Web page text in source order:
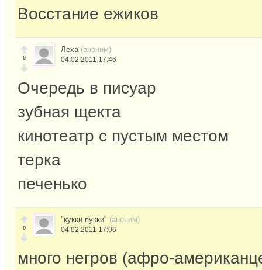
Восстание ежиков
0
Леха (аноним)
04.02.2011 17:46
Очередь в писуар
зубная щекта
кинотеатр с пустым местом
терка
печенько
0
"кукки пукки" (аноним)
04.02.2011 17:06
много негров (афро-